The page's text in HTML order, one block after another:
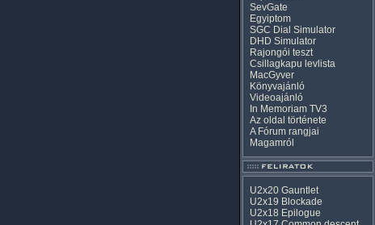
SevGate
Egyiptom
SGC Dial Simulator
DHD Simulator
Rajongói teszt
Csillagkapu levlista
MacGyver
Könyvajánló
Videoajánló
In Memoriam TV3
Az oldal története
A Fórum rangjai
Magamról
U2x20 Gauntlet
U2x19 Blockade
U2x18 Epilogue